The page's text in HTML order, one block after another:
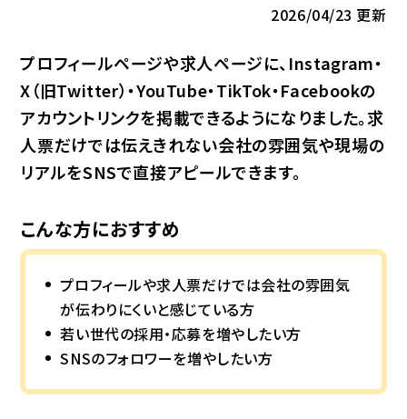
2026/04/23 更新
プロフィールページや求人ページに、Instagram・
X（旧Twitter）・YouTube・TikTok・Facebookの
アカウントリンクを掲載できるようになりました。求
人票だけでは伝えきれない会社の雰囲気や現場の
リアルをSNSで直接アピールできます。
こんな方におすすめ
プロフィールや求人票だけでは会社の雰囲気
が伝わりにくいと感じている方
若い世代の採用・応募を増やしたい方
SNSのフォロワーを増やしたい方